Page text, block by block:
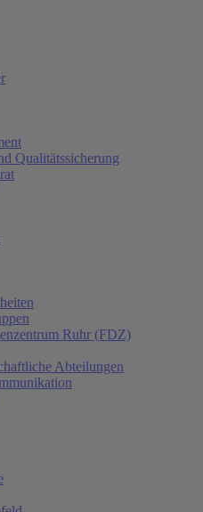
Qualitätssicherung
Ruhr (FDZ)
Abteilungen